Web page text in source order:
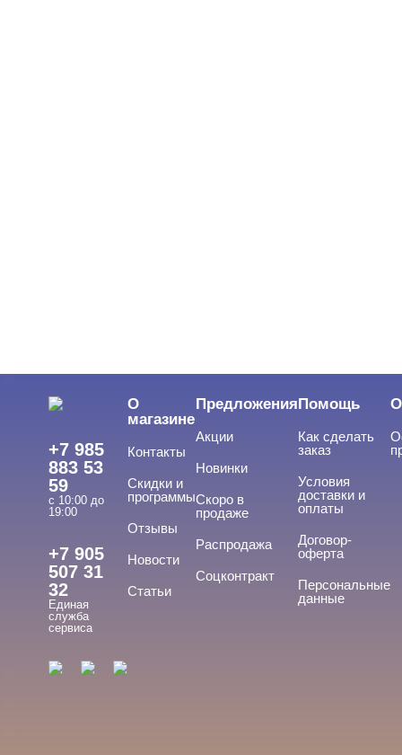
BENOVY
Показать все
ЦЕНА Cвернуть
ПРИМЕНЕНИЕ Cвернуть
Для ногтей
+7 985
883 53
59
с 10:00 до
19:00
+7 905
507 31
32
Единая
служба
сервиса
О
магазине
Контакты
Скидки и
программы
Отзывы
Новости
Статьи
Предложения
Акции
Новинки
Скоро в
продаже
Распродажа
Соцконтракт
Помощь
Как сделать
заказ
Условия
доставки и
оплаты
Договор-
оферта
Персональные
данные